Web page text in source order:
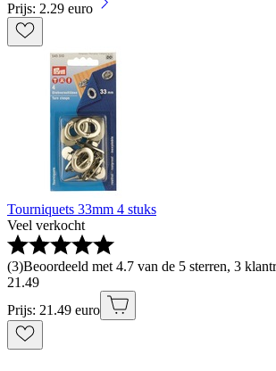
Prijs: 2.29 euro
Tourniquets 33mm 4 stuks
Veel verkocht
(3)Beoordeeld met 4.7 van de 5 sterren, 3
21 .49
Prijs: 21.49 euro